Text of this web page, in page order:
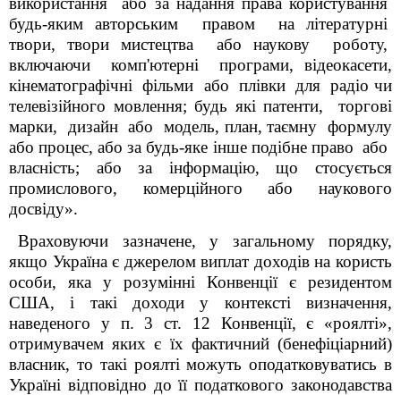
будь-яким авторським правом на літературні
твори, твори мистецтва або наукову роботу,
включаючи комп'ютерні програми, відеокасети,
кінематографічні фільми або плівки для радіо чи
телевізійного мовлення; будь які патенти, торгові
марки, дизайн або модель, план, таємну формулу
або процес, або за будь-яке інше подібне право або
власність; або за інформацію, що стосується
промислового, комерційного або наукового
досвіду».
Враховуючи зазначене, у загальному порядку,
якщо Україна є джерелом виплат доходів на користь
особи, яка у розумінні Конвенції є резидентом
США, і такі доходи у контексті визначення,
наведеного у п. 3 ст. 12 Конвенції, є «роялті»,
отримувачем яких є їх фактичний (бенефіціарний)
власник, то такі роялті можуть оподатковуватись в
Україні відповідно до її податкового законодавства